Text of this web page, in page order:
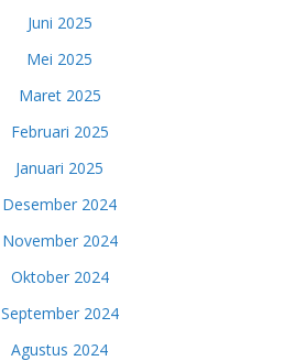
Juni 2025
Mei 2025
Maret 2025
Februari 2025
Januari 2025
Desember 2024
November 2024
Oktober 2024
September 2024
Agustus 2024